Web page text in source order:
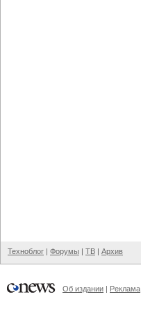
Техноблог | Форумы | ТВ | Архив
Об издании | Реклама